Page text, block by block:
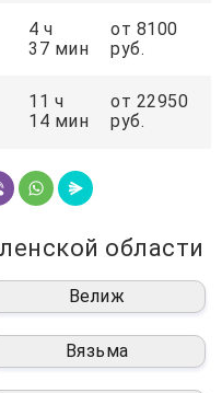
4 ч
37 мин
от 8100
руб.
11 ч
14 мин
от 22950
руб.
области
Велиж
Вязьма